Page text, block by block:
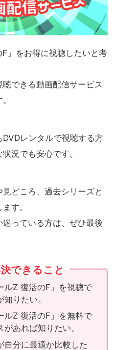
F」をお得に視聴したいと考
できる動画配信サービス
レンタルで視聴する方
況でも安心です。
どころ、過去シリーズと
す。
っている方は、ぜひ最後
できること
ルZ 復活のF」を視聴で
りたい。
ルZ 復活のF」を無料で
あれば知りたい。
自分に最適か比較した